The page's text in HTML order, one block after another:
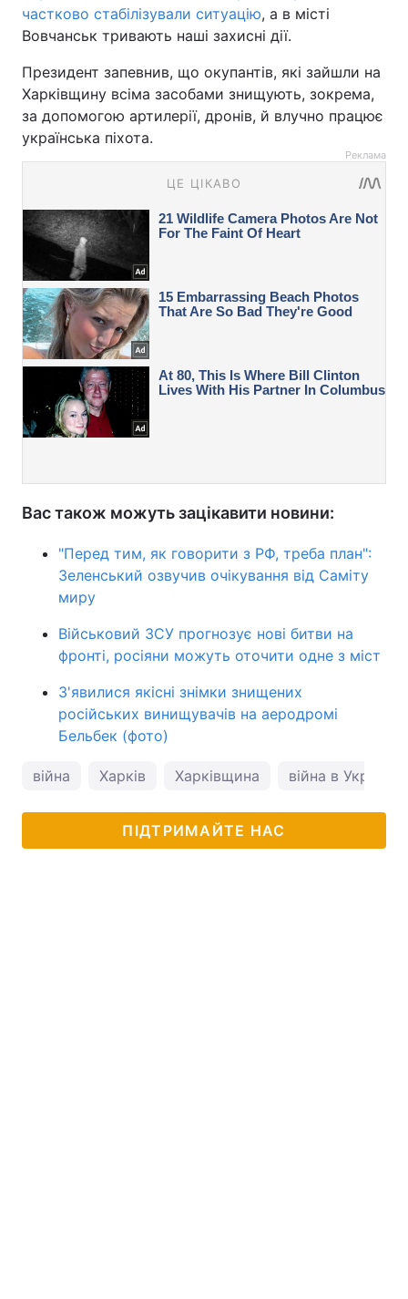
частково стабілізували ситуацію, а в місті
Вовчанськ тривають наші захисні дії.
Президент запевнив, що окупантів, які зайшли на
Харківщину всіма засобами знищують, зокрема,
за допомогою артилерії, дронів, й влучно працює
українська піхота.
Реклама
Вас також можуть зацікавити новини:
"Перед тим, як говорити з РФ, треба план":
Зеленський озвучив очікування від Саміту
миру
Військовий ЗСУ прогнозує нові битви на
фронті, росіяни можуть оточити одне з міст
З'явилися якісні знімки знищених
російських винищувачів на аеродромі
Бельбек (фото)
війна Харків Харківщина війна в Україні
ПІДТРИМАЙТЕ НАС